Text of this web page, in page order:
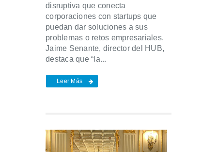
disruptiva que conecta
corporaciones con startups que
puedan dar soluciones a sus
problemas o retos empresariales,
Jaime Senante, director del HUB,
destaca que “la...
Leer Más